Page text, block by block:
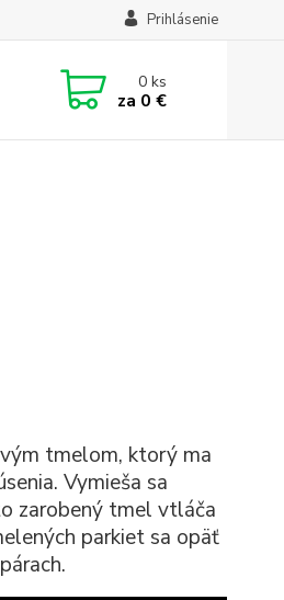
Prihlásenie
0ks
za 0 €
tmelom, ktorý ma
Vymieša sa
zarobený tmel vtláča
parkiet sa opäť